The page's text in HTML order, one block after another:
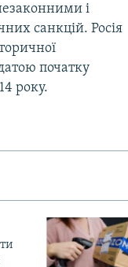
і
санкцій. Росія
початку
року.